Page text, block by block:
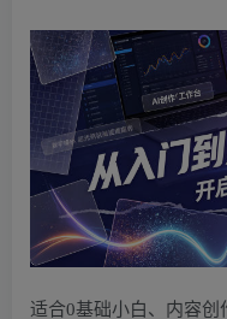
适合0基础小白、内容